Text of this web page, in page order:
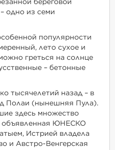
береговой
одно из семи
популярности
лето сухое и
греться на солнце
– бетонные
тысячелетий назад – в
Полаи (нынешняя Пула).
здесь множество
объявленная ЮНЕСКО
Истрией владела
и Австро-Венгерская